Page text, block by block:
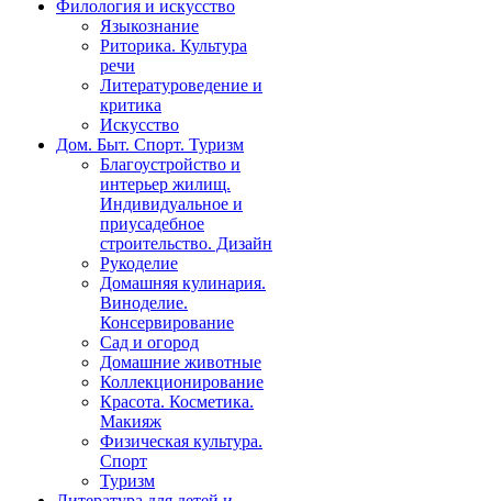
Филология и искусство
Языкознание
Риторика. Культура
речи
Литературоведение и
критика
Искусство
Дом. Быт. Спорт. Туризм
Благоустройство и
интерьер жилищ.
Индивидуальное и
приусадебное
строительство. Дизайн
Рукоделие
Домашняя кулинария.
Виноделие.
Консервирование
Сад и огород
Домашние животные
Коллекционирование
Красота. Косметика.
Макияж
Физическая культура.
Спорт
Туризм